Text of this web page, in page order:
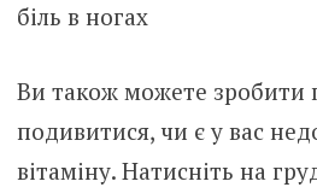
бiль в ногах
Ви також можете зробити
подивитися, чи є у вас
вітаміну. Натисніть на